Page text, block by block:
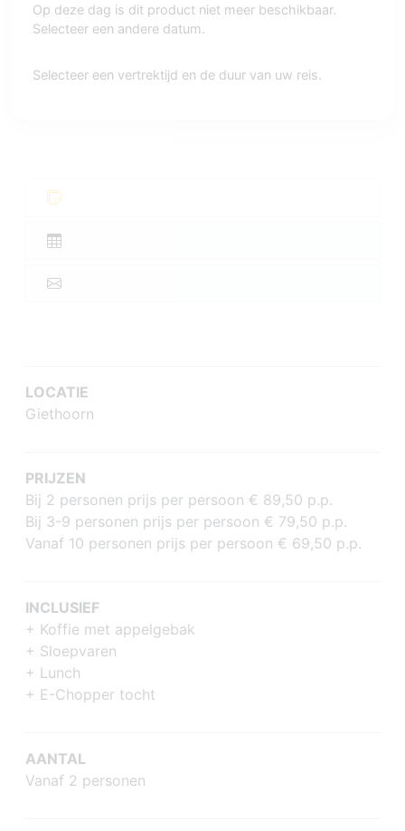
Op deze dag is dit product niet meer beschikbaar.
Selecteer een andere datum.
Selecteer een vertrektijd en de duur van uw reis.
LOCATIE
Giethoorn
PRIJZEN
Bij 2 personen prijs per persoon € 89,50 p.p.
Bij 3-9 personen prijs per persoon € 79,50 p.p.
Vanaf 10 personen prijs per persoon € 69,50 p.p.
INCLUSIEF
+ Koffie met appelgebak
+ Sloepvaren
+ Lunch
+ E-Chopper tocht
AANTAL
Vanaf 2 personen